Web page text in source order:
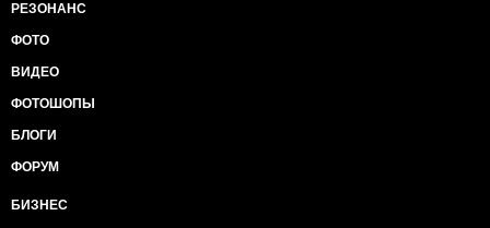
РЕЗОНАНС
ФОТО
ВИДЕО
ФОТОШОПЫ
БЛОГИ
ФОРУМ
БИЗНЕС